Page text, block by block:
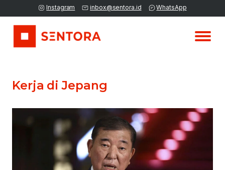
Instagram inbox@sentora.id WhatsApp
Kerja di Jepang